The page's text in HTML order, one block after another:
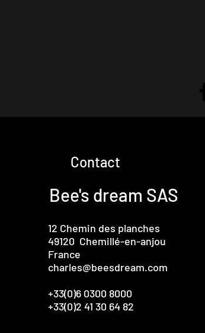
Bee's dream SAS
12 Chemin des planches
49120 Chemillé-en-anjou
France
charles@beesdream.com
+33(0)6 0300 8000
+33(0)2 41 30 64 82
Contact